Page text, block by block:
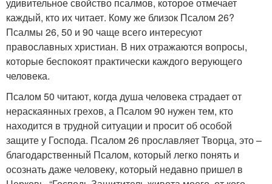
каждый, кто их читает. Кому же близок Псалом 26?
Псалмы 26, 50 и 90 чаще всего интересуют
православных христиан. В них отражаются вопросы,
которые беспокоят практически каждого верующего
человека.
Псалом 50 читают, когда душа человека страдает от
нераскаянных грехов, а Псалом 90 нужен тем, кто
находится в трудной ситуации и просит об особой
защите у Господа. Псалом 26 прославляет Творца, это –
благодарственный Псалом, который легко понять и
осознать даже человеку, который недавно пришел в